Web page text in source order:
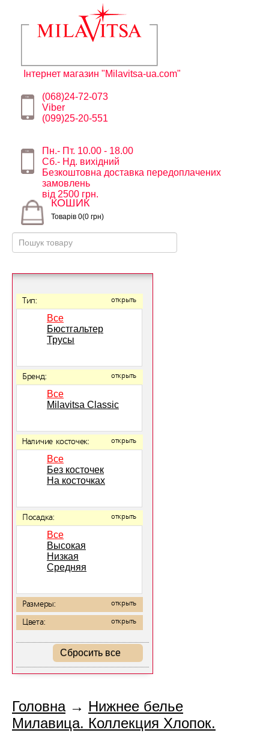
Інтернет магазин "Milavitsa-ua.com"
(068)24-72-073
Viber
(099)25-20-551
Пн.- Пт. 10.00 - 18.00
Сб.- Нд. вихідний
Безкоштовна доставка передоплачених
замовлень
від 2500 грн.
КОШИК
Товарів 0(0 грн)
Тип: открыть
Все
Бюстгальтер
Трусы
Бренд: открыть
Все
Milavitsa Classic
Наличие косточек: открыть
Все
Без косточек
На косточках
Посадка: открыть
Все
Высокая
Низкая
Средняя
Размеры: открыть
Цвета: открыть
Сбросить все
Головна→ Нижнее белье
Милавица. Коллекция Хлопок.